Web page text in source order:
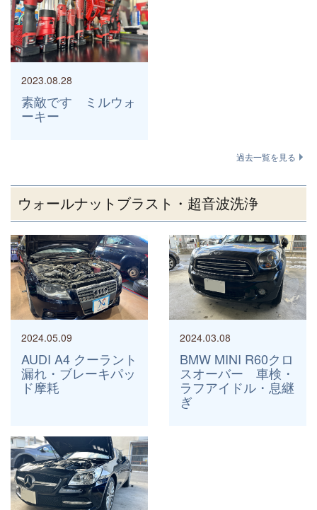
素敵です ミルウォ
ーキー
2023.08.28
過去一覧を見る
ウォールナットブラスト・超音波洗浄
AUDI A4 クーラント
漏れ・ブレーキパッ
ド摩耗
2024.05.09
BMW MINI R60クロ
スオーバー 車検・
ラフアイドル・息継
ぎ
2024.03.08